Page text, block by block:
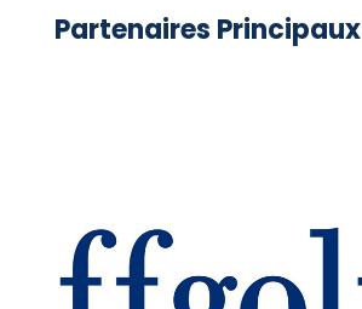
Partenaires Principaux